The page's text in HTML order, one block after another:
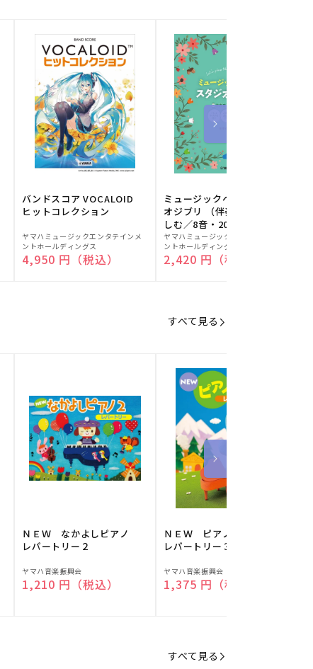
バンドスコア VOCALOID
ヒットコレクション
販
売
元:
ヤマハミュージックエンタテインメ
ントホールディングス
通常価格
4,950 円（税込）
ミュージックベルでスタジ
オジブリ （伴奏音源と楽
しむ／8音・20音ベル対応
／ドレミふりがな付）
販
売
元:
ヤマハミュージックエンタテインメ
ントホールディングス
通常価格
2,420 円（税込）
すべて見る
ＮＥＷ なかよしピアノ
レパートリー２
販
売
ヤマハ音楽振興会
通常価格
1,210 円（税込）
ＮＥＷ ピアノスタディ
レパートリー３
販
売
ヤマハ音楽振興会
通常価格
1,375 円（税込）
すべて見る